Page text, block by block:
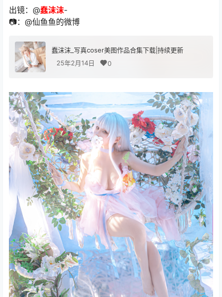
出镜：@蠢沫沫-
📷：@仙鱼鱼的微博 ​​​
蠢沫沫_写真coser美图作品合集下载|持续更新
25年2月14日
0